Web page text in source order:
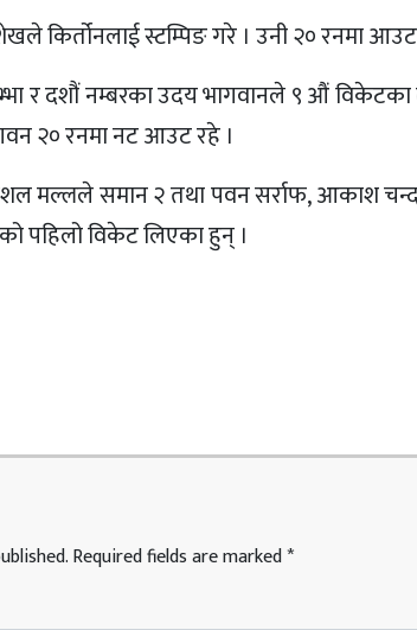
किर्तोनलाई स्टम्पिङ गरे । उनी २० रनमा
र दशौं नम्बरका उदय भागवानले ९ औं
२० रनमा नट आउट रहे ।
मल्लले समान २ तथा पवन सर्राफ, आकाश
पहिलो विकेट लिएका हुन् ।
Required fields are marked*